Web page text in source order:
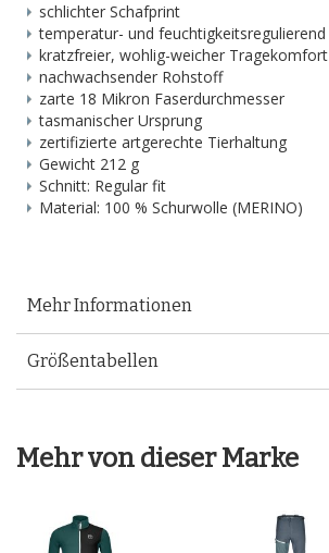
schlichter Schafprint
temperatur- und feuchtigkeitsregulierend
kratzfreier, wohlig-weicher Tragekomfort
nachwachsender Rohstoff
zarte 18 Mikron Faserdurchmesser
tasmanischer Ursprung
zertifizierte artgerechte Tierhaltung
Gewicht 212 g
Schnitt: Regular fit
Material: 100 % Schurwolle (MERINO)
Mehr Informationen
Größentabellen
Mehr von dieser Marke